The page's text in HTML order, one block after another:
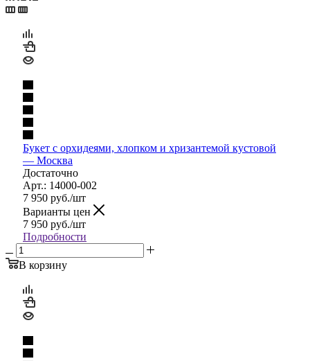
Букет с орхидеями, хлопком и хризантемой кустовой
— Москва
Достаточно
Арт.: 14000-002
7 950 руб./шт
Варианты цен
7 950 руб./шт
Подробности
В корзину